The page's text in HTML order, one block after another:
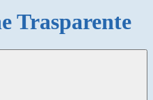
Trasparente